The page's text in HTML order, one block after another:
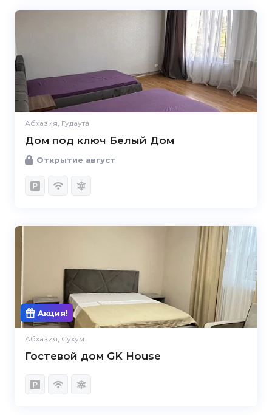
Абхазия, Гудаута
Дом под ключ Белый Дом
Открытие август
Акция!
Абхазия, Сухум
Гостевой дом GK House